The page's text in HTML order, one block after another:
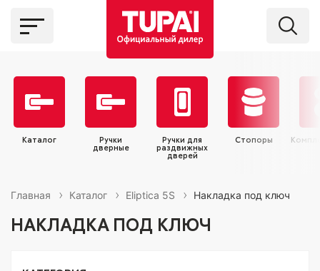
Каталог
Ручки
дверные
Ручки для
раздвижных
дверей
Стопоры
Главная Каталог Eliptica 5S Накладка под ключ
НАКЛАДКА ПОД КЛЮЧ